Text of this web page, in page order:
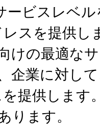
ービスレベ
スを提供し
けの最適な
企業に対し
提供します
ります。